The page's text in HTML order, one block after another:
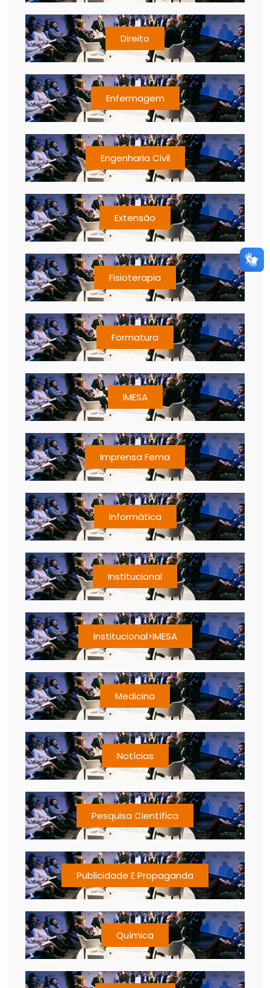
Direito
Enfermagem
Engenharia Civil
Extensão
Fisioterapia
Formatura
IMESA
Imprensa Fema
Informática
Institucional
Institucional>IMESA
Medicina
Notícias
Pesquisa Científica
Publicidade E Propaganda
Química